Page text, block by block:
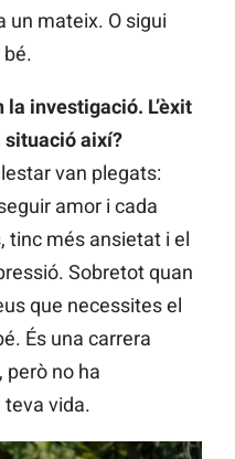
un mateix. O sigui
investigació. L’èxit
situació així?
van plegats:
amor i cada
tinc més ansietat i el
Sobretot quan
que necessites el
És una carrera
però no ha
teva vida.